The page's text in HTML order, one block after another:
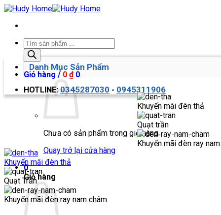
Bỏ
Tìm
kiếm
sản
phẩm
Giỏ hàng / 0 ₫ 0
Chưa có sản phẩm trong giỏ hàng.
Quay trở lại cửa hàng
0
Giỏ hàng
Danh Mục Sản Phẩm
HOTLINE:0345287030 - 0945311906
Khuyến mãi đèn thả
Quạt trần
Khuyến mãi đèn ray
Khuyến mãi đèn thả
Quạt Trần
Khuyến mãi đèn ray nam châm